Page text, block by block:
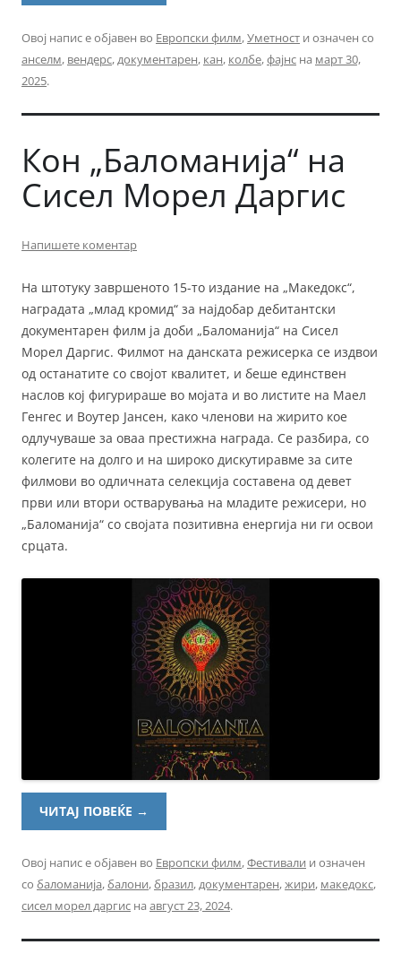
Овој напис е објавен во Европски филм,Уметност и означен со
анселм, вендерс,документарен, кан, колбе,фајнс на март 30,
2025.
Кон „Баломанија“ на
Сисел Морел Даргис
Напишете коментар
На штотуку завршеното 15-то издание на „Македокс“,
наградата „млад кромид“ за најдобар дебитантски
документарен филм ја доби „Баломанија“ на Сисел
Морел Даргис. Филмот на данската режисерка се издвои
од останатите со својот квалитет, и беше единствен
наслов кој фигурираше во мојата и во листите на Маел
Генгес и Воутер Јансен, како членови на жирито кое
одлучуваше за оваа престижна награда. Се разбира, со
колегите на долго и на широко дискутиравме за сите
филмови во одличната селекција составена од девет
први или втори остварувања на младите режисери, но
„Баломанија“ со својата позитивна енергија ни ги освои
срцата.
ЧИТАЈ ПОВЕЌЕ →
Овој напис е објавен во Европски филм,Фестивали и означен
со баломанија,балони,бразил,документарен,жири, македокс,
сисел морел даргис на август 23, 2024.